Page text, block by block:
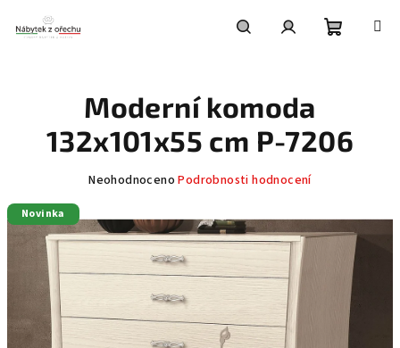
obsah
Moderní komoda
132x101x55 cm P-7206
Průměrné
produktu
je
z
Neohodnoceno Podrobnosti hodnocení
Novinka